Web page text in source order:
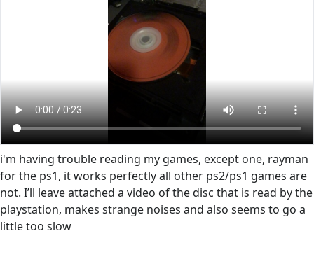
i'm having trouble reading my games, except one, rayman
for the ps1, it works perfectly all other ps2/ps1 games are
not. I’ll leave attached a video of the disc that is read by the
playstation, makes strange noises and also seems to go a
little too slow